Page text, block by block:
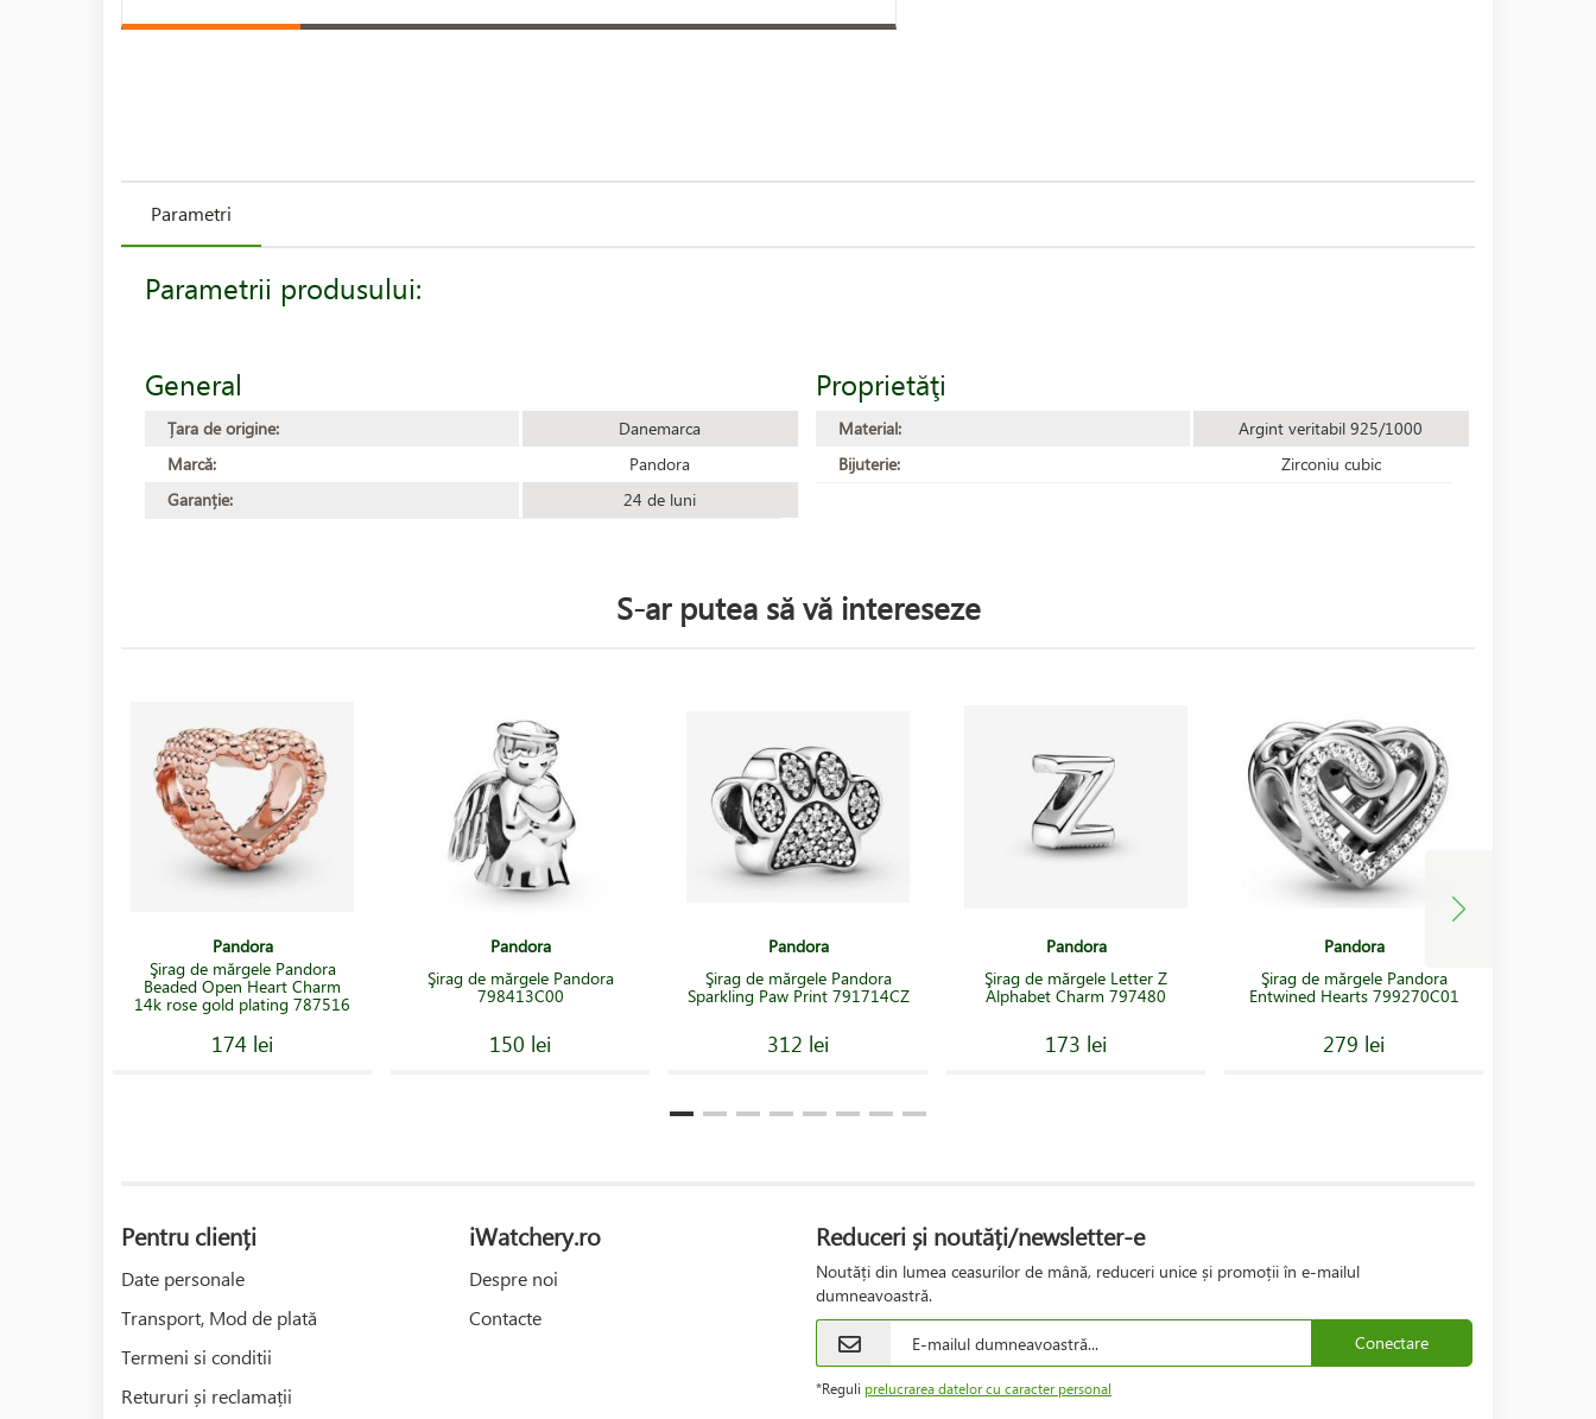
Parametri
Parametrii produsului:
General
Țara de origine:
Danemarca
Marcă:
Pandora
Garanție:
24 de luni
Proprietăţi
Material:
Argint veritabil 925/1000
Bijuterie:
Zirconiu cubic
S-ar putea să vă intereseze
Pandora
Şirag de mărgele Pandora
Beaded Open Heart Charm
14k rose gold plating 787516
174 lei
Pandora
Şirag de mărgele Pandora
798413C00
150 lei
Pandora
Şirag de mărgele Pandora
Sparkling Paw Print 791714CZ
312 lei
Pandora
Şirag de mărgele Letter Z
Alphabet Charm 797480
173 lei
Pandora
Şirag de mărgele Pandora
Entwined Hearts 799270C01
279 lei
Pentru clienți
Date personale
Transport, Mod de plată
Termeni si conditii
Retururi și reclamații
iWatchery.ro
Despre noi
Contacte
Reduceri și noutăți/newsletter-e
Noutăți din lumea ceasurilor de mână, reduceri unice și promoții în e-mailul
dumneavoastră.
Conectare
*Reguli prelucrarea datelor cu caracter personal